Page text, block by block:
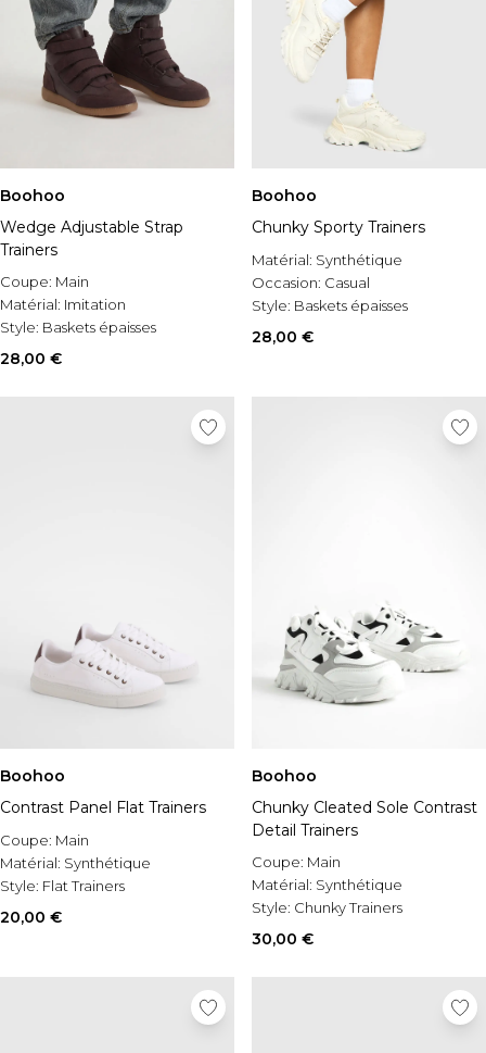
Boohoo
Wedge Adjustable Strap
Trainers
Coupe: Main
Matérial: Imitation
Style: Baskets épaisses
28,00 €
Boohoo
Chunky Sporty Trainers
Matérial: Synthétique
Occasion: Casual
Style: Baskets épaisses
28,00 €
Boohoo
Contrast Panel Flat Trainers
Coupe: Main
Matérial: Synthétique
Style: Flat Trainers
20,00 €
Boohoo
Chunky Cleated Sole Contrast
Detail Trainers
Coupe: Main
Matérial: Synthétique
Style: Chunky Trainers
30,00 €